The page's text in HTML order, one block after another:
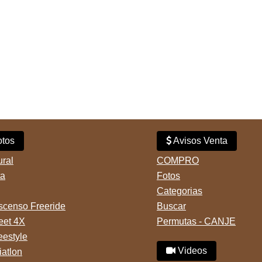
Freeride
4X
Avisos Venta
COMPRO
Fotos
Categorias
Buscar
Permutas - CANJE
Videos